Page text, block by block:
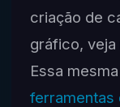
criação de
gráfico, veja
Essa